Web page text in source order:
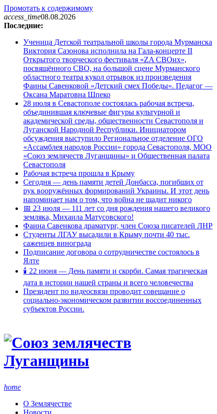
Промотать к содержимому
access_time08.08.2026
Последние:
Ученица Детской театральной школы города Мурманска
Виктория Сазонова исполнила на Гала-концерте II
Открытого творческого фестиваля «ZA СВОих»,
посвящённого СВО, на большой сцене Мурманского
областного театра кукол отрывок из произведения
Фаины Савенковой «Детский смех Победы». Педагог —
Оксана Маратовна Шпеко
28 июля в Севастополе состоялась рабочая встреча,
объединившая ключевые фигуры культурной и
академической среды, общественности Севастополя и
Луганской Народной Республики. Инициатором
обсуждения выступило Региональное отделение ОГО
«Ассамблея народов России» города Севастополя, МОО
«Союз землячеств Луганщины» и Общественная палата
Севастополя
Рабочая встреча прошла в Крыму
Сегодня — день памяти детей Донбасса, погибших от
рук вооружённых формирований Украины. И этот день
напоминает нам о том, что война не щадит никого
📅 23 июля — 111 лет со дня рождения нашего великого
земляка, Михаила Матусовского!
Фаина Савенкова драматург, член Союза писателей ЛНР
Студенты ЛГАУ высадили в Крыму почти 40 тыс.
саженцев винограда
Подписание договора о сотрудничестве состоялось в
Ялте
🕯 22 июня — День памяти и скорби. Самая трагическая
дата в истории нашей страны и всего человечества
Президент по видеосвязи проводит совещание о
социально-экономическом развитии воссоединенных
субъектов России.
home
О Землячестве
Новости